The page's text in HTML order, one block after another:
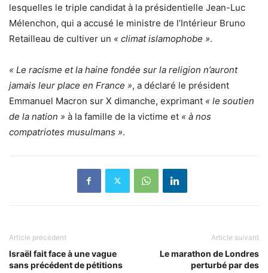
lesquelles le triple candidat à la présidentielle Jean-Luc
Mélenchon, qui a accusé le ministre de l’Intérieur Bruno
Retailleau de cultiver un « climat islamophobe ».
« Le racisme et la haine fondée sur la religion n’auront
jamais leur place en France », a déclaré le président
Emmanuel Macron sur X dimanche, exprimant « le soutien
de la nation » à la famille de la victime et « à nos
compatriotes musulmans ».
Article précédent
Israël fait face à une vague
sans précédent de pétitions
Article suivant
Le marathon de Londres
perturbé par des